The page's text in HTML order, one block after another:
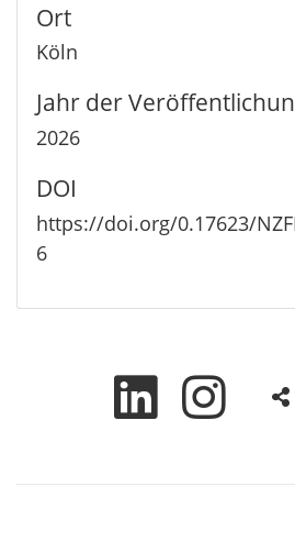
Ort
Köln
Jahr der
2026
DOI
https://doi.org/0.17623/
6